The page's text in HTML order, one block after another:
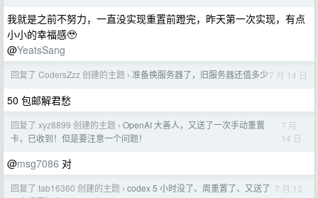
我就是之前不努力，一直没实现重置前蹬完，昨天第一次实现，有点
小小的幸福感🥹
@YeatsSang
回复了 CodersZzz 创建的主题 › 准备换服务器了，旧服务器还值多少7 月 14 日
50 包邮解君愁
回复了 xyz8899 创建的主题 › OpenAI 大善人，又送了一次手动重置
卡，已收到！但是要注意一个问题！
7 月
14 日
@msg7086 对
回复了 tab16360 创建的主题 › codex 5 小时没了、周重置了、又送了 7 月 13